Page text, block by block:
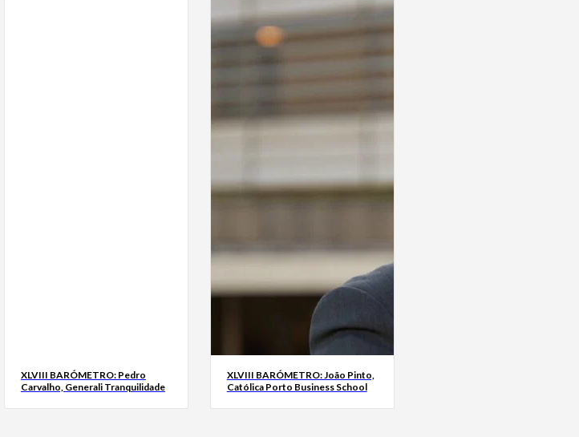
XLVIII BARÓMETRO: Pedro
Carvalho, Generali Tranquilidade
XLVIII BARÓMETRO: João Pinto,
Católica Porto Business School